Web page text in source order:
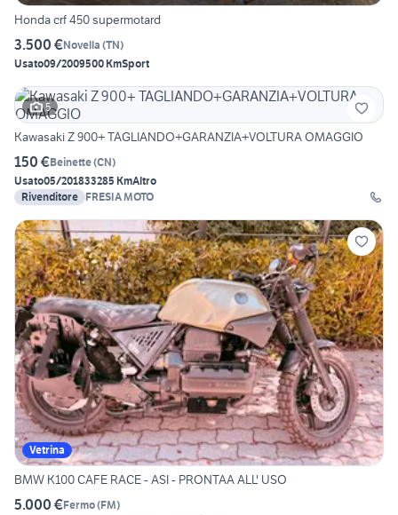
Honda crf 450 supermotard
3.500 €Novella (TN)
Usato09/2009500 KmSport
5
Kawasaki Z 900+ TAGLIANDO+GARANZIA+VOLTURA OMAGGIO
150 €Beinette(CN)
Usato05/201833285 KmAltro
Rivenditore FRESIA MOTO
Vetrina
BMW K100 CAFE RACE - ASI - PRONTAA ALL' USO
5.000 €Fermo(FM)